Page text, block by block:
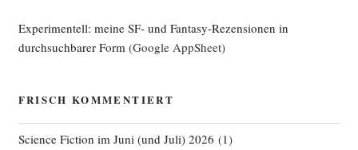
Experimentell: meine SF- und Fantasy-Rezensionen in
durchsuchbarer Form(Google AppSheet)
FRISCH KOMMENTIERT
Science Fiction im Juni (und Juli) 2026 (1)